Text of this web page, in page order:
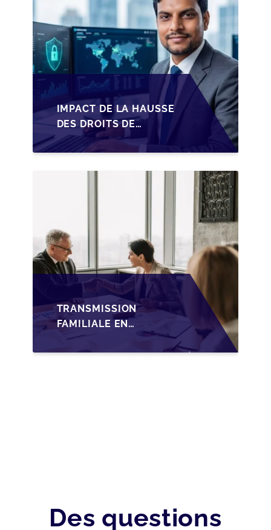
IMPACT DE LA HAUSSE
DES DROITS DE
SUCCESSION EN
WALLONIE SUR LA
TRANSMISSION
TRANSMISSION
FAMILIALE EN
WALLONIE :
NOUVELLES
Des questions